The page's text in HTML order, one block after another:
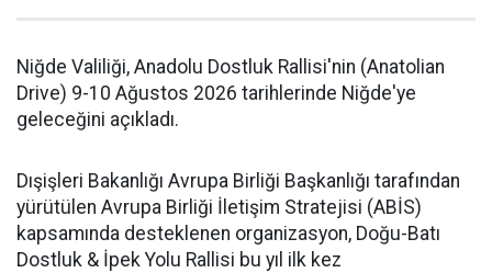
Niğde Valiliği, Anadolu Dostluk Rallisi'nin (Anatolian
Drive) 9-10 Ağustos 2026 tarihlerinde Niğde'ye
geleceğini açıkladı.
Dışişleri Bakanlığı Avrupa Birliği Başkanlığı tarafından
yürütülen Avrupa Birliği İletişim Stratejisi (ABİS)
kapsamında desteklenen organizasyon, Doğu-Batı
Dostluk & İpek Yolu Rallisi bu yıl ilk kez